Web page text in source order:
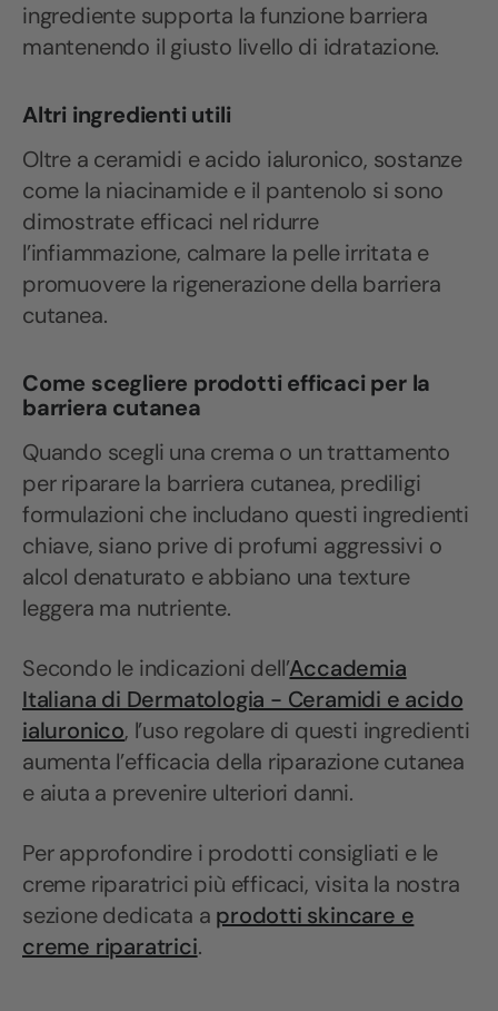
ingrediente supporta la funzione barriera
mantenendo il giusto livello di idratazione.
Altri ingredienti utili
Oltre a ceramidi e acido ialuronico, sostanze
come la niacinamide e il pantenolo si sono
dimostrate efficaci nel ridurre
l’infiammazione, calmare la pelle irritata e
promuovere la rigenerazione della barriera
cutanea.
Come scegliere prodotti efficaci per la
barriera cutanea
Quando scegli una crema o un trattamento
per riparare la barriera cutanea, prediligi
formulazioni che includano questi ingredienti
chiave, siano prive di profumi aggressivi o
alcol denaturato e abbiano una texture
leggera ma nutriente.
Secondo le indicazioni dell’Accademia
Italiana di Dermatologia - Ceramidi e acido
ialuronico, l’uso regolare di questi ingredienti
aumenta l’efficacia della riparazione cutanea
e aiuta a prevenire ulteriori danni.
Per approfondire i prodotti consigliati e le
creme riparatrici più efficaci, visita la nostra
sezione dedicata a prodotti skincare e
creme riparatrici.